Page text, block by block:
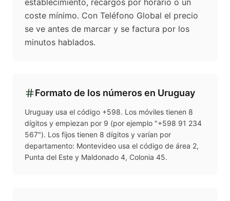
establecimiento, recargos por horario o un
coste mínimo. Con Teléfono Global el precio
se ve antes de marcar y se factura por los
minutos hablados.
Formato de los números en Uruguay
Uruguay usa el código +598. Los móviles tienen 8
dígitos y empiezan por 9 (por ejemplo "+598 91 234
567"). Los fijos tienen 8 dígitos y varían por
departamento: Montevideo usa el código de área 2,
Punta del Este y Maldonado 4, Colonia 45.